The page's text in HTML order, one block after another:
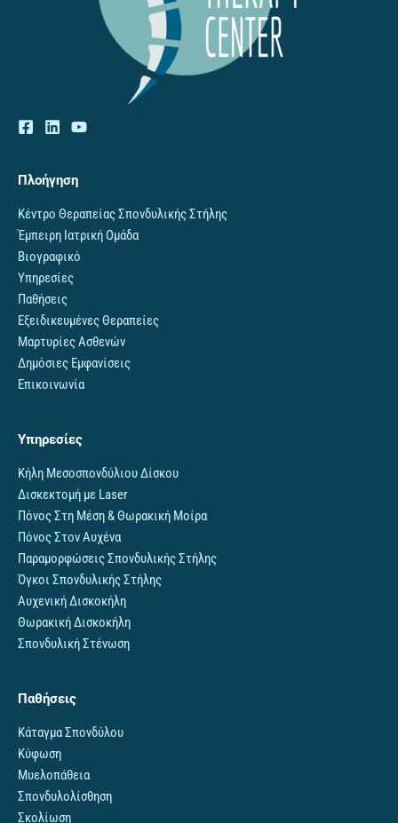
Πλοήγηση
Κέντρο Θεραπείας Σπονδυλικής Στήλης
Έμπειρη Ιατρική Ομάδα
Βιογραφικό
Υπηρεσίες
Παθήσεις
Εξειδικευμένες Θεραπείες
Μαρτυρίες Ασθενών
Δημόσιες Εμφανίσεις
Επικοινωνία
Υπηρεσίες
Κήλη Μεσοσπονδύλιου Δίσκου
Δισκεκτομή με Laser
Πόνος Στη Μέση & Θωρακική Μοίρα
Πόνος Στον Αυχένα
Παραμορφώσεις Σπονδυλικής Στήλης
Όγκοι Σπονδυλικής Στήλης
Αυχενική Δισκοκήλη
Θωρακική Δισκοκήλη
Σπονδυλική Στένωση
Παθήσεις
Κάταγμα Σπονδύλου
Κύφωση
Μυελοπάθεια
Σπονδυλολίσθηση
Σκολίωση